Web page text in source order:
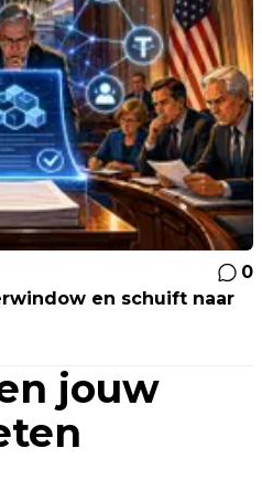
0
en schuift naar
jouw